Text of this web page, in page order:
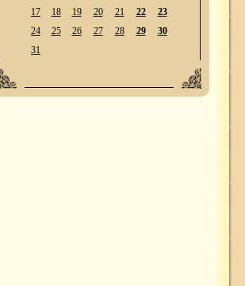
17
18 19 20 21 22
23
24
25 26 27 28 29
30
31